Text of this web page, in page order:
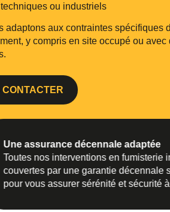
ou industriels
adaptons aux contraintes spécifiques
y compris en site occupé ou avec
CONTACTER
Une assurance décennale adaptée
Toutes nos interventions en fumisterie
couvertes par une garantie décennale
pour vous assurer sérénité et sécurité